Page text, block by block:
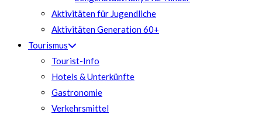
Aktivitäten für Jugendliche
Aktivitäten Generation 60+
Tourismus
Tourist-Info
Hotels & Unterkünfte
Gastronomie
Verkehrsmittel